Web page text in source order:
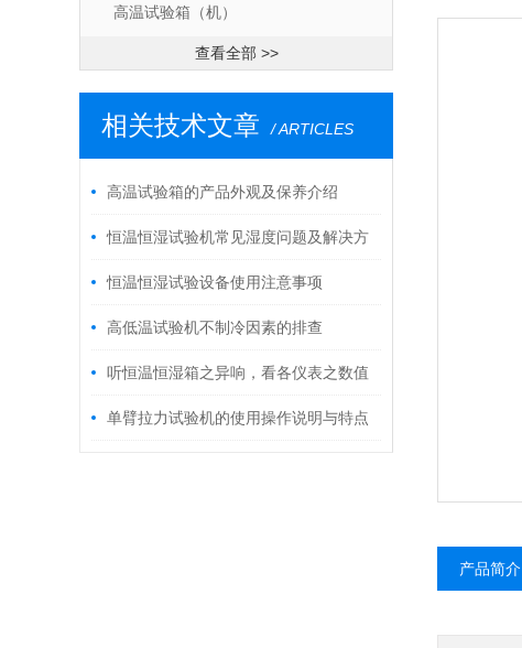
高温试验箱（机）
查看全部 >>
相关技术文章 / ARTICLES
高温试验箱的产品外观及保养介绍
恒温恒湿试验机常见湿度问题及解决方
案恒温恒湿试验设备使用注意事项
高低温试验机不制冷因素的排查
听恒温恒湿箱之异响，看各仪表之数值
单臂拉力试验机的使用操作说明与特点
产品简介